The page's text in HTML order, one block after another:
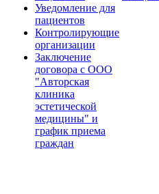
Уведомление для
пациентов
Контролирующие
организации
Заключение
договора с ООО
"Авторская
клиника
эстетической
медицины" и
график приема
граждан